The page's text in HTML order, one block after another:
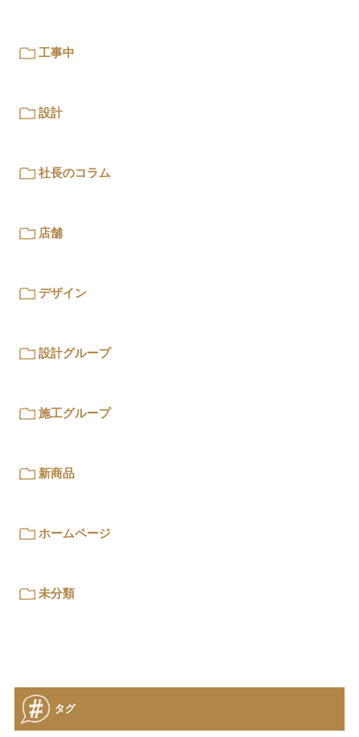
工事中
設計
社長のコラム
店舗
デザイン
設計グループ
施工グループ
新商品
ホームページ
未分類
タグ